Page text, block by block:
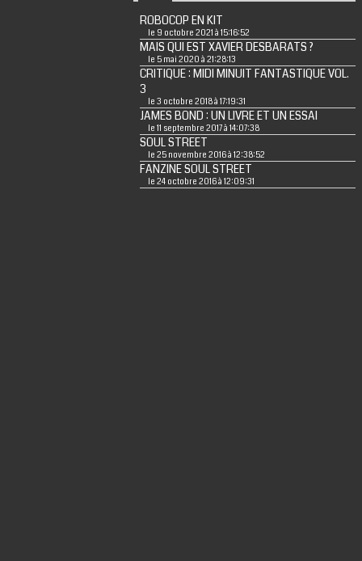
ROBOCOP EN KIT
le 9 octobre 2021 à 15:16:52
MAIS QUI EST XAVIER DESBARATS ?
le 5 mai 2020 à 21:28:13
CRITIQUE : MIDI MINUIT FANTASTIQUE VOL.
3
le 3 octobre 2018 à 17:19:31
JAMES BOND : UN LIVRE ET UN ESSAI
le 11 septembre 2017 à 14:07:38
SOUL STREET
le 25 novembre 2016 à 12:38:52
FANZINE SOUL STREET
le 24 octobre 2016 à 12:09:31